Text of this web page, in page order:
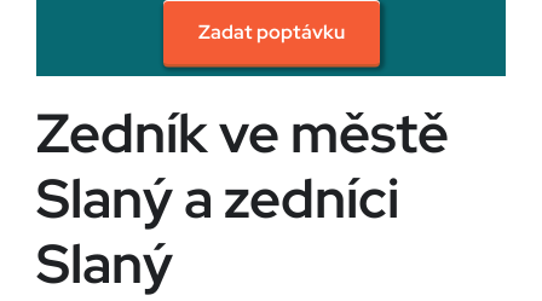
Zadat poptávku
Zedník ve městě
Slaný a zedníci
Slaný